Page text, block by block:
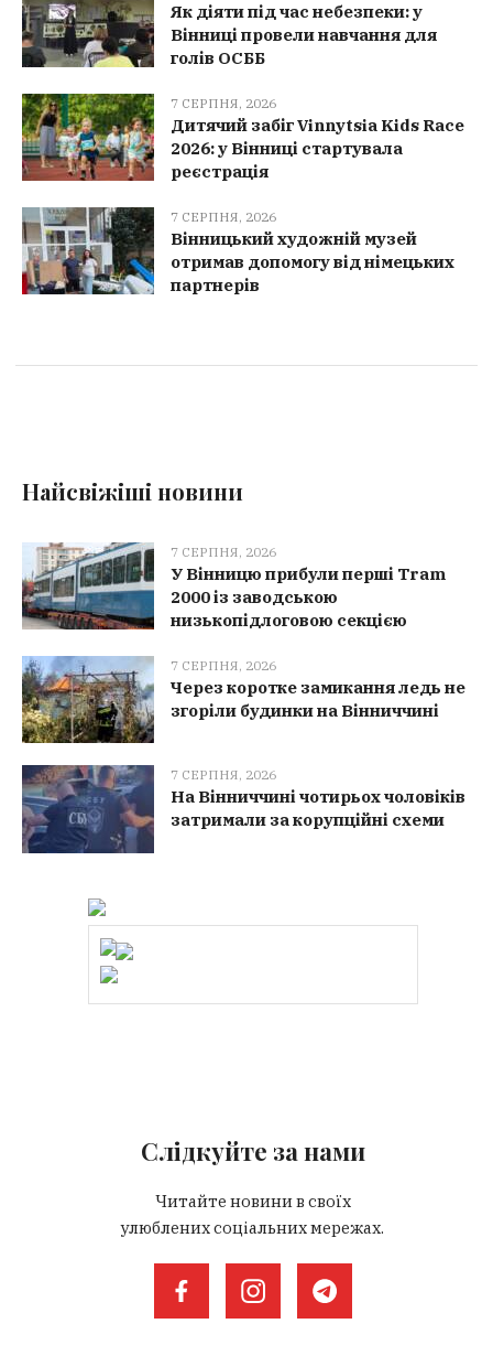
Як діяти під час небезпеки: у
Вінниці провели навчання для
голів ОСББ
7 СЕРПНЯ, 2026
Дитячий забіг Vinnytsia Kids Race
2026: у Вінниці стартувала
реєстрація
7 СЕРПНЯ, 2026
Вінницький художній музей
отримав допомогу від німецьких
партнерів
Найсвіжіші новини
7 СЕРПНЯ, 2026
У Вінницю прибули перші Tram
2000 із заводською
низькопідлоговою секцією
7 СЕРПНЯ, 2026
Через коротке замикання ледь не
згоріли будинки на Вінниччині
7 СЕРПНЯ, 2026
На Вінниччині чотирьох чоловіків
затримали за корупційні схеми
Слідкуйте за нами
Читайте новини в своїх
улюблених соціальних мережах.